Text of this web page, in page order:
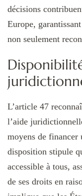
décisions
Europe,
non seulement
L’article 47
l’aide
moyens de financer
disposition stipule
accessible à tous,
de ses droits en